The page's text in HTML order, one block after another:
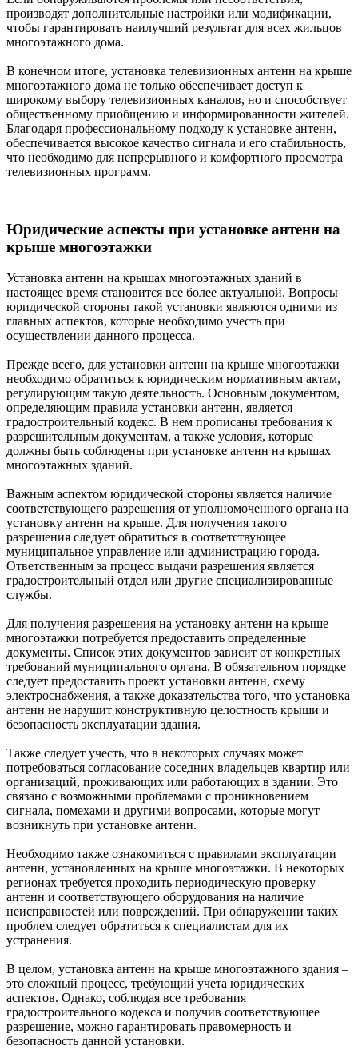
производят дополнительные настройки или модификации,
чтобы гарантировать наилучший результат для всех жильцов
многоэтажного дома.
В конечном итоге, установка телевизионных антенн на крыше
многоэтажного дома не только обеспечивает доступ к
широкому выбору телевизионных каналов, но и способствует
общественному приобщению и информированности жителей.
Благодаря профессиональному подходу к установке антенн,
обеспечивается высокое качество сигнала и его стабильность,
что необходимо для непрерывного и комфортного просмотра
телевизионных программ.
Юридические аспекты при установке антенн на
крыше многоэтажки
Установка антенн на крышах многоэтажных зданий в
настоящее время становится все более актуальной. Вопросы
юридической стороны такой установки являются одними из
главных аспектов, которые необходимо учесть при
осуществлении данного процесса.
Прежде всего, для установки антенн на крыше многоэтажки
необходимо обратиться к юридическим нормативным актам,
регулирующим такую деятельность. Основным документом,
определяющим правила установки антенн, является
градостроительный кодекс. В нем прописаны требования к
разрешительным документам, а также условия, которые
должны быть соблюдены при установке антенн на крышах
многоэтажных зданий.
Важным аспектом юридической стороны является наличие
соответствующего разрешения от уполномоченного органа на
установку антенн на крыше. Для получения такого
разрешения следует обратиться в соответствующее
муниципальное управление или администрацию города.
Ответственным за процесс выдачи разрешения является
градостроительный отдел или другие специализированные
службы.
Для получения разрешения на установку антенн на крыше
многоэтажки потребуется предоставить определенные
документы. Список этих документов зависит от конкретных
требований муниципального органа. В обязательном порядке
следует предоставить проект установки антенн, схему
электроснабжения, а также доказательства того, что установка
антенн не нарушит конструктивную целостность крыши и
безопасность эксплуатации здания.
Также следует учесть, что в некоторых случаях может
потребоваться согласование соседних владельцев квартир или
организаций, проживающих или работающих в здании. Это
связано с возможными проблемами с проникновением
сигнала, помехами и другими вопросами, которые могут
возникнуть при установке антенн.
Необходимо также ознакомиться с правилами эксплуатации
антенн, установленных на крыше многоэтажки. В некоторых
регионах требуется проходить периодическую проверку
антенн и соответствующего оборудования на наличие
неисправностей или повреждений. При обнаружении таких
проблем следует обратиться к специалистам для их
устранения.
В целом, установка антенн на крыше многоэтажного здания –
это сложный процесс, требующий учета юридических
аспектов. Однако, соблюдая все требования
градостроительного кодекса и получив соответствующее
разрешение, можно гарантировать правомерность и
безопасность данной установки.